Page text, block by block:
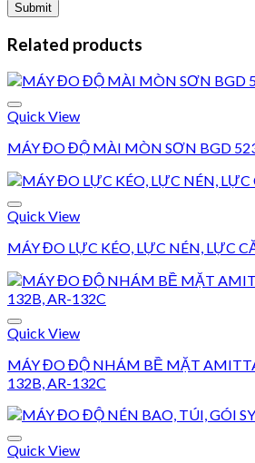
Related products
Quick View
MÁY ĐO ĐỘ MÀI MÒN SƠN BGD
Quick View
MÁY ĐO LỰC KÉO, LỰC NÉN, LỰC
Quick View
MÁY ĐO ĐỘ NHÁM BỀ MẶT
132B, AR-132C
Quick View